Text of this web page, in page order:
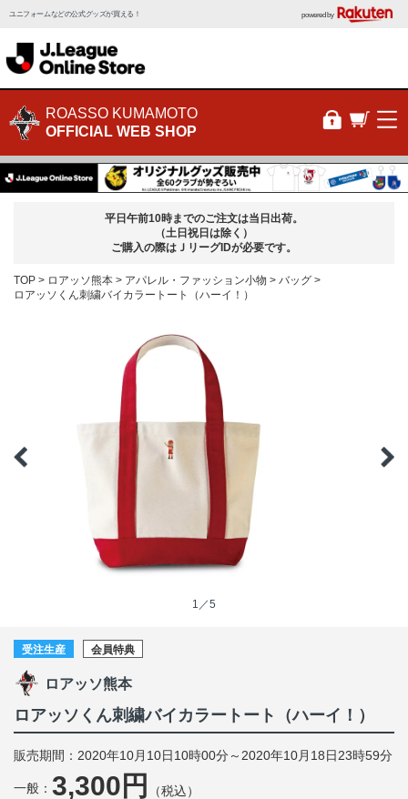
ユニフォームなどの公式グッズが買える！ powered by
ROASSO KUMAMOTO
OFFICIAL WEB SHOP
平日午前10時までのご注文は当日出荷。
（土日祝日は除く）
ご購入の際はＪリーグIDが必要です。
TOP ロアッソ熊本 アパレル・ファッション小物
バッグ
ロアッソくん刺繍バイカラートート（ハーイ！）
1／5
受注生産 会員特典
ロアッソ熊本
ロアッソくん刺繍バイカラートート（ハーイ！）
販売期間：2020年10月10日10時00分～2020年10月18日23時59分
一般： 3,300円 （税込）